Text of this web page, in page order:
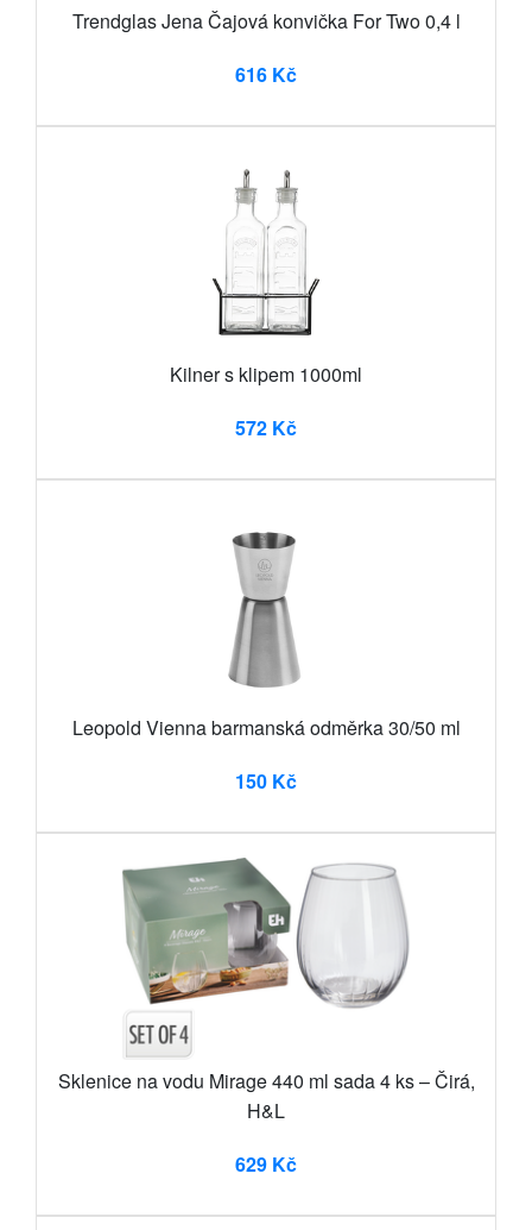
Trendglas Jena Čajová konvička For Two 0,4 l
616 Kč
Kilner s klipem 1000ml
572 Kč
Leopold Vienna barmanská odměrka 30/50 ml
150 Kč
Sklenice na vodu Mirage 440 ml sada 4 ks – Čirá,
H&L
629 Kč